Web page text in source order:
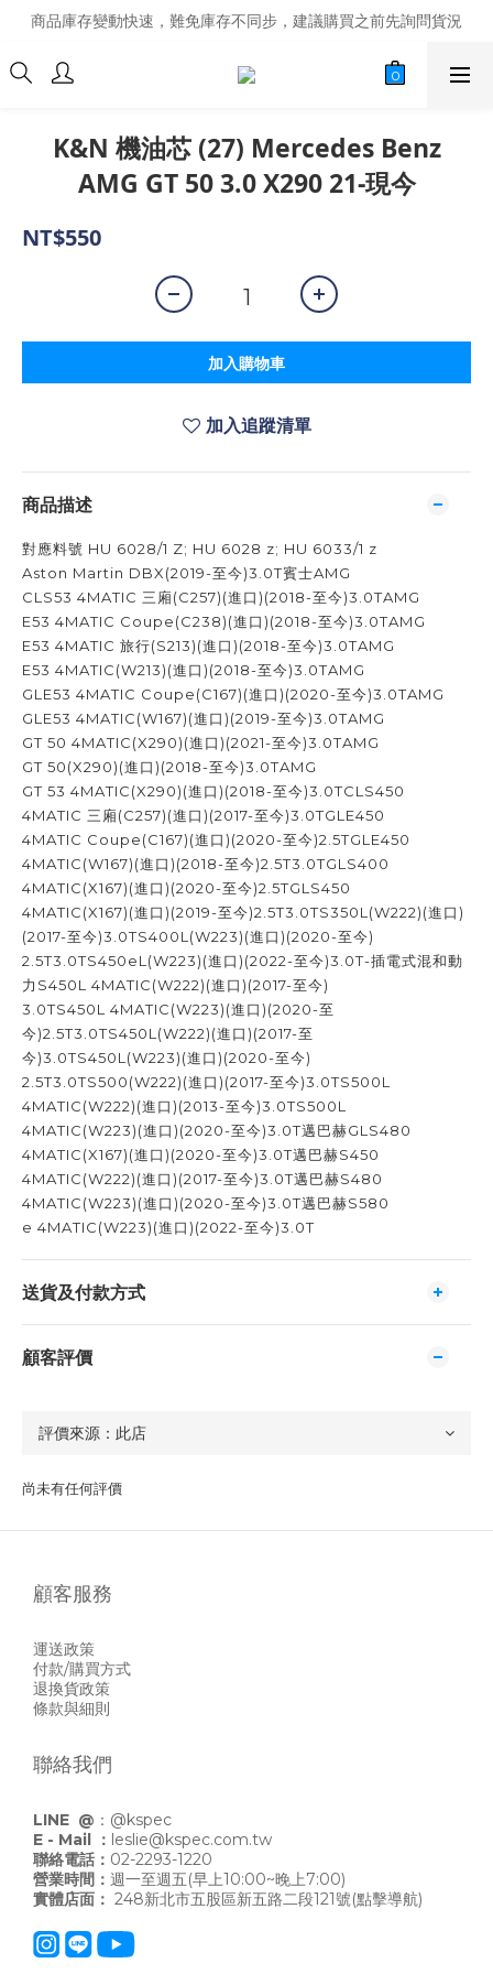
商品庫存變動快速，難免庫存不同步，建議購買之前先詢問貨況
商品庫存變動快速，難免庫存不同步，建議購買之前先詢問貨況
經營超過20年的改裝老字號，安全有保障
K&N 機油芯 (27) Mercedes Benz
AMG GT 50 3.0 X290 21-現今
NT$550
加入購物車
加入追蹤清單
商品描述
對應料號 HU 6028/1 Z; HU 6028 z; HU 6033/1 z
Aston Martin DBX(2019-至今)3.0T賓士AMG
CLS53 4MATIC 三廂(C257)(進口)(2018-至今)3.0TAMG
E53 4MATIC Coupe(C238)(進口)(2018-至今)3.0TAMG
E53 4MATIC 旅行(S213)(進口)(2018-至今)3.0TAMG
E53 4MATIC(W213)(進口)(2018-至今)3.0TAMG
GLE53 4MATIC Coupe(C167)(進口)(2020-至今)3.0TAMG
GLE53 4MATIC(W167)(進口)(2019-至今)3.0TAMG
GT 50 4MATIC(X290)(進口)(2021-至今)3.0TAMG
GT 50(X290)(進口)(2018-至今)3.0TAMG
GT 53 4MATIC(X290)(進口)(2018-至今)3.0TCLS450
4MATIC 三廂(C257)(進口)(2017-至今)3.0TGLE450
4MATIC Coupe(C167)(進口)(2020-至今)2.5TGLE450
4MATIC(W167)(進口)(2018-至今)2.5T3.0TGLS400
4MATIC(X167)(進口)(2020-至今)2.5TGLS450
4MATIC(X167)(進口)(2019-至今)2.5T3.0TS350L(W222)(進口)
(2017-至今)3.0TS400L(W223)(進口)(2020-至今)
2.5T3.0TS450eL(W223)(進口)(2022-至今)3.0T-插電式混和動
力S450L 4MATIC(W222)(進口)(2017-至今)
3.0TS450L 4MATIC(W223)(進口)(2020-至
今)2.5T3.0TS450L(W222)(進口)(2017-至
今)3.0TS450L(W223)(進口)(2020-至今)
2.5T3.0TS500(W222)(進口)(2017-至今)3.0TS500L
4MATIC(W222)(進口)(2013-至今)3.0TS500L
4MATIC(W223)(進口)(2020-至今)3.0T邁巴赫GLS480
4MATIC(X167)(進口)(2020-至今)3.0T邁巴赫S450
4MATIC(W222)(進口)(2017-至今)3.0T邁巴赫S480
4MATIC(W223)(進口)(2020-至今)3.0T邁巴赫S580
e 4MATIC(W223)(進口)(2022-至今)3.0T
送貨及付款方式
顧客評價
尚未有任何評價
顧客服務
運送政策
付款/購買方式
退換貨政策
條款與細則
聯絡我們
LINE @ ： @kspec
E - Mail ： leslie@kspec.com.tw
聯絡電話： 02-2293-1220
營業時間： 週一至週五(早上10:00~晚上7:00)
實體店面： 248新北市五股區新五路二段121號(點擊導航)